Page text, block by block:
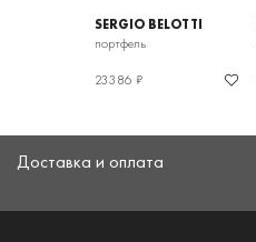
SERGIO BELOTTI
портфель
23386 ₽
Доставка и оплата